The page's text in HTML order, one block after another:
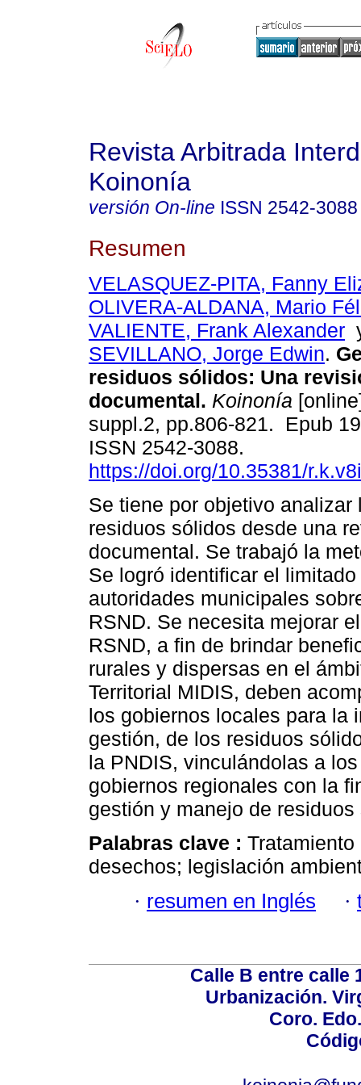
Revista Arbitrada
Koinonía
versión On-line ISSN 2542-3088
Resumen
VELASQUEZ-PITA, Fanny
OLIVERA-ALDANA, Mario
VALIENTE, Frank Alexander
SEVILLANO, Jorge Edwin.
residuos sólidos: Una
documental. Koinonía
suppl.2, pp.806-821. Epub
ISSN 2542-3088.
https://doi.org/10.35381/
Se tiene por objetivo analizar
residuos sólidos desde una
documental. Se trabajó la
Se logró identificar el
autoridades municipales
RSND. Se necesita mejorar
RSND, a fin de brindar
rurales y dispersas en el
Territorial MIDIS, deben
los gobiernos locales para la
gestión, de los residuos
la PNDIS, vinculándolas a
gobiernos regionales con la
gestión y manejo de
Palabras clave :
desechos; legislación
· resumen en Inglés ·
Calle B entre calle
Urbanización.
Coro.